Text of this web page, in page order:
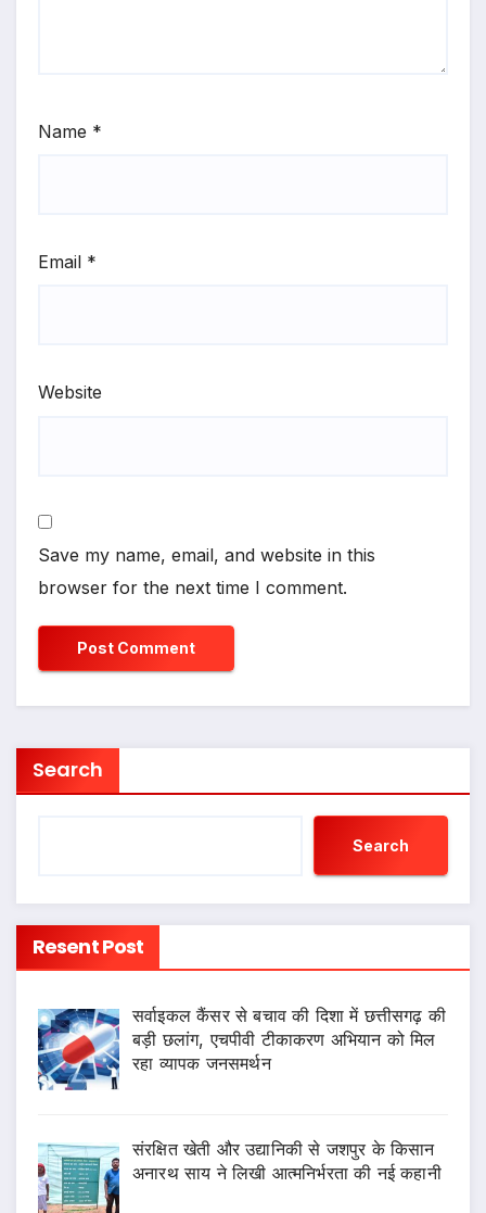
Name *
Email *
Website
Save my name, email, and website in this
browser for the next time I comment.
Search
Search
Resent Post
सर्वाइकल कैंसर से बचाव की दिशा में छत्तीसगढ़ की
बड़ी छलांग, एचपीवी टीकाकरण अभियान को मिल
रहा व्यापक जनसमर्थन
संरक्षित खेती और उद्यानिकी से जशपुर के किसान
अनारथ साय ने लिखी आत्मनिर्भरता की नई कहानी